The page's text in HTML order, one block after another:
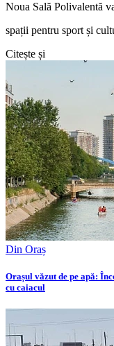
Noua Sală Polivalentă
spații pentru sport și
Citește și
Din Oraș
Orașul văzut de pe apă:
cu caiacul